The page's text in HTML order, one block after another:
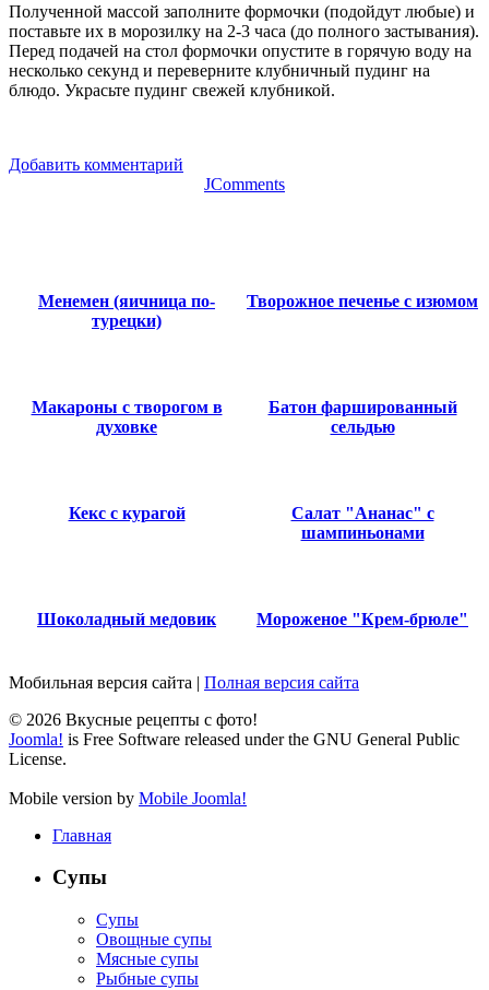
Полученной массой заполните формочки (подойдут любые) и
поставьте их в морозилку на 2-3 часа (до полного застывания).
Перед подачей на стол формочки опустите в горячую воду на
несколько секунд и переверните клубничный пудинг на
блюдо. Украсьте пудинг свежей клубникой.
Добавить комментарий
JComments
Менемен (яичница по-
турецки)
Творожное печенье с изюмом
Макароны с творогом в
духовке
Батон фаршированный
сельдью
Кекс с курагой
Салат "Ананас" с
шампиньонами
Шоколадный медовик Мороженое "Крем-брюле"
Мобильная версия сайта | Полная версия сайта
© 2026 Вкусные рецепты с фото!
Joomla! is Free Software released under the GNU General Public
License.
Mobile version by Mobile Joomla!
Главная
Супы
Супы
Овощные супы
Мясные супы
Рыбные супы